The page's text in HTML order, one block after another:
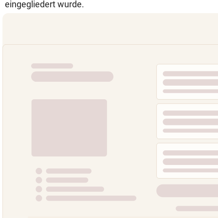
eingegliedert wurde.